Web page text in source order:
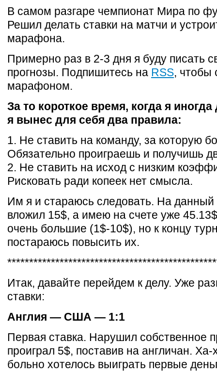
В самом разгаре чемпионат Мира по
Решил делать ставки на матчи и
марафона.
Примерно раз в 2-3 дня я буду писать
прогнозы. Подпишитесь на RSS, чтобы
марафоном.
За то короткое время, когда я
я вынес для себя два правила:
1. Не ставить на команду, за которую
Обязательно проиграешь и получишь
2. Не ставить на исход с низким
Рисковать ради копеек нет смысла.
Им я и стараюсь следовать. На
вложил 15$, а имею на счете уже
очень большие (1$-10$), но к концу
постараюсь повысить их.
Итак, давайте перейдем к делу. Уже
ставки:
Англия — США — 1:1
Первая ставка. Нарушил собственное
проиграл 5$, поставив на англичан.
больно хотелось выиграть первые